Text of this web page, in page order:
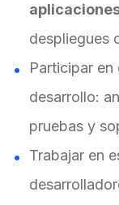
despliegues
Participar
desarrollo:
pruebas y
Trabajar en